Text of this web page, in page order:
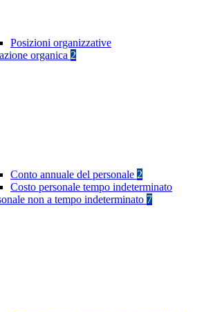
Posizioni organizzative
organica 2
Conto annuale del personale 2
Costo personale tempo indeterminato
non a tempo indeterminato 7